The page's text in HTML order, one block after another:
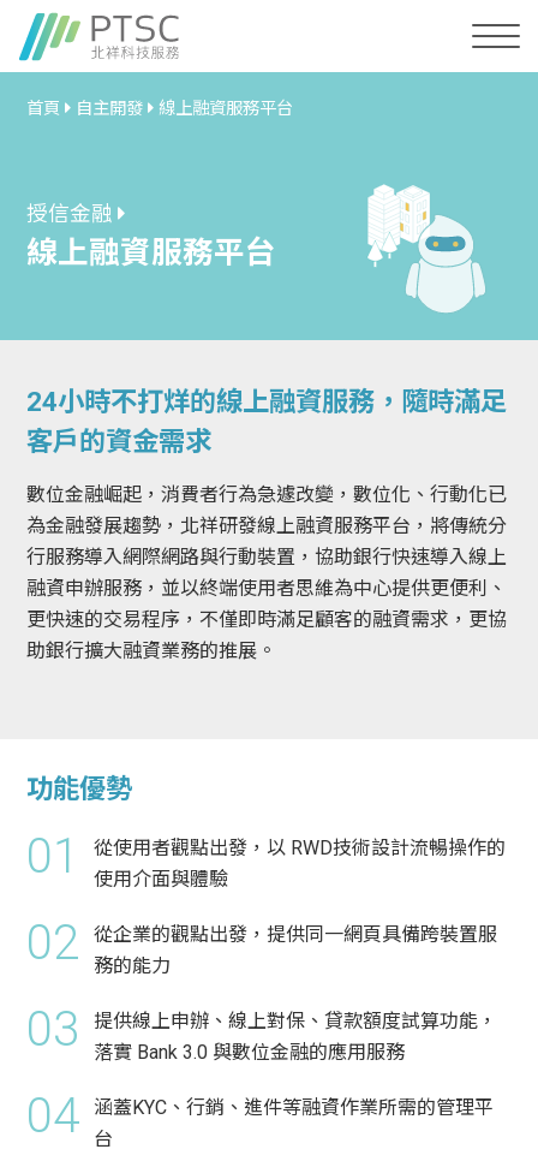
首頁 自主開發 線上融資服務平台
授信金融
線上融資服務平台
24小時不打烊的線上融資服務，隨時滿足
客戶的資金需求
數位金融崛起，消費者行為急遽改變，數位化、行動化已
為金融發展趨勢，北祥研發線上融資服務平台，將傳統分
行服務導入網際網路與行動裝置，協助銀行快速導入線上
融資申辦服務，並以終端使用者思維為中心提供更便利、
更快速的交易程序，不僅即時滿足顧客的融資需求，更協
助銀行擴大融資業務的推展。
功能優勢
01
從使用者觀點出發，以 RWD技術設計流暢操作的
使用介面與體驗
02
從企業的觀點出發，提供同一網頁具備跨裝置服
務的能力
03
提供線上申辦、線上對保、貸款額度試算功能，
落實 Bank 3.0 與數位金融的應用服務
04
涵蓋KYC、行銷、進件等融資作業所需的管理平
台